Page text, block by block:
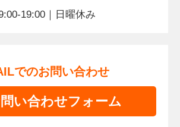
19:00｜日曜休み
でのお問い合わせ
い合わせフォーム